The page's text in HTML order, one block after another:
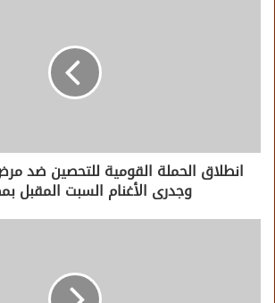
انطلاق الحملة القومية للتحصين ضد
وجدرى الأغنام السبت المقبل